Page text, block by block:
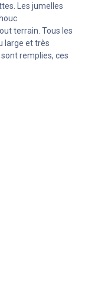
Les jumelles
terrain. Tous les
large et très
remplies, ces